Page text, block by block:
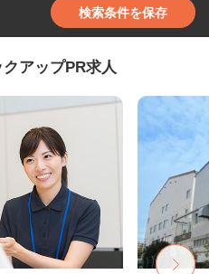
検索条件を保存
アップPR求人